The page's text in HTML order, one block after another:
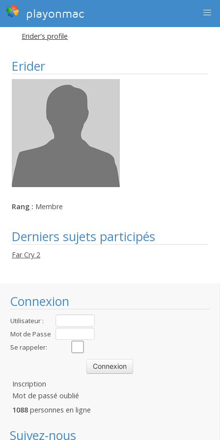
playonmac
Connexion
Utilisateur :
Mot de Passe
:Se rappeler:
Inscription
Mot de passé oublié
1088 personnes en ligne
Suivez-nous
Erider's profile
Erider
Rang : Membre
Derniers sujets participés
Far Cry 2